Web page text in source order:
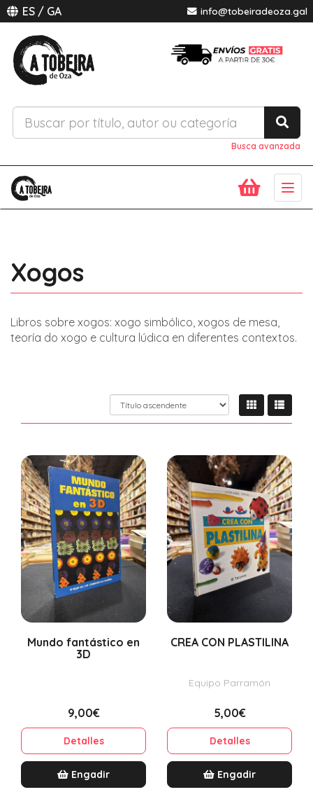
ES / GA info@tobeiradeoza.gal
Busca avanzada
Xogos
Libros sobre xogos: xogo simbólico, xogos de mesa,
teoría do xogo e cultura lúdica en diferentes contextos.
Mundo fantástico en
3D
9,00€
Detalles
Engadir
CREA CON PLASTILINA
Equipo Parramón
5,00€
Detalles
Engadir